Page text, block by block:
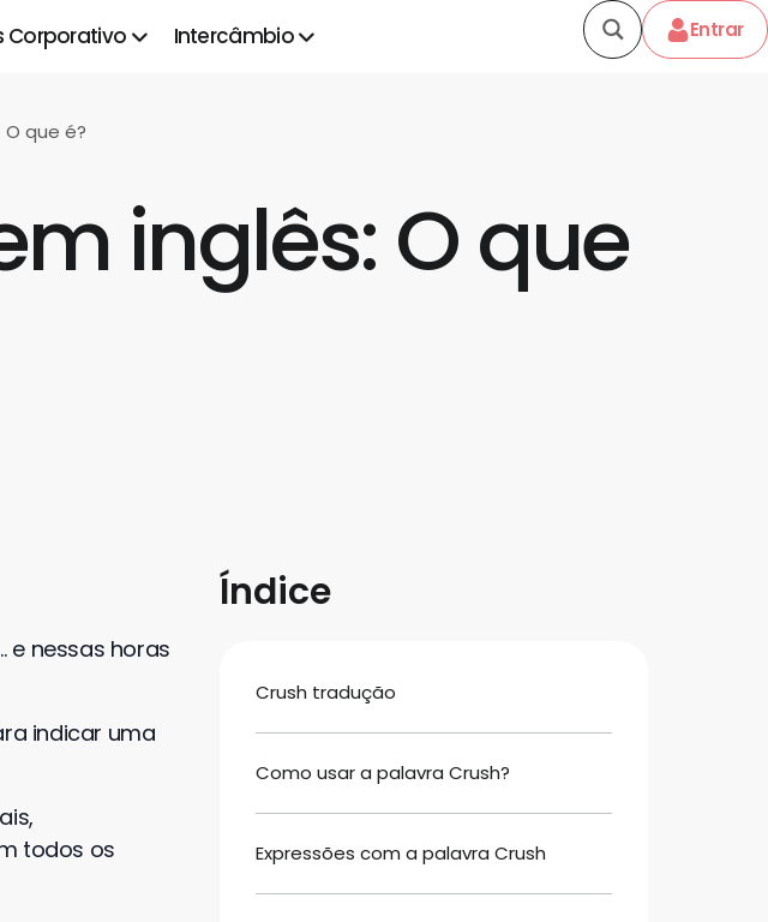
Corporativo Intercâmbio Entrar
que é?
inglês: O que
e nessas horas
indicar uma
todos os
Índice
Crush tradução
Como usar a palavra Crush?
Expressões com a palavra Crush